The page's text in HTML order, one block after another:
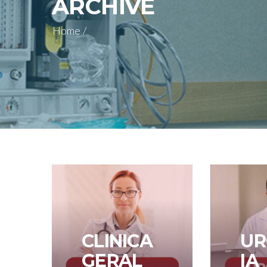
ARCHIVE
Home /
CLINICA
GERAL
IA